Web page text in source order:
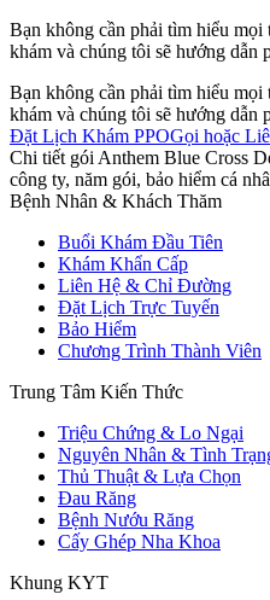
Bạn không cần phải tìm hiểu
khám và chúng tôi sẽ hướng dẫn
Bạn không cần phải tìm hiểu
khám và chúng tôi sẽ hướng dẫn
Đặt Lịch Khám PPOGọi hoặc
Chi tiết gói Anthem Blue Cross
công ty, năm gói, bảo hiểm cá
Bệnh Nhân & Khách Thăm
Buổi Khám Đầu Tiên
Khám Khẩn Cấp
Liên Hệ & Chỉ Đường
Đặt Lịch Trực Tuyến
Bảo Hiểm
Chương Trình Thành Viên
Trung Tâm Kiến Thức
Triệu Chứng & Lo Ngại
Nguyên Nhân & Tình
Thủ Thuật & Lựa Chọn
Đau Răng
Bệnh Nướu Răng
Cấy Ghép Nha Khoa
Khung KYT